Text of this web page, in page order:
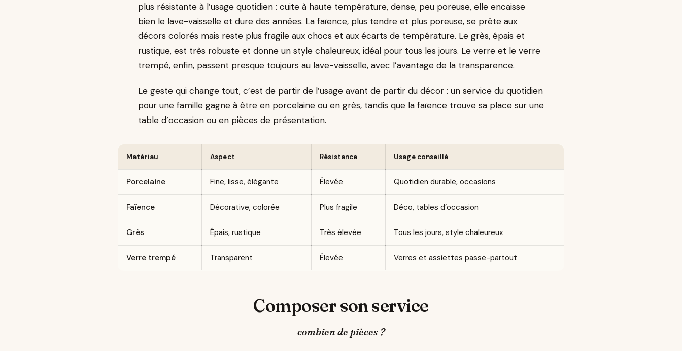
plus résistante à l’usage quotidien : cuite à haute température, dense, peu poreuse, elle encaisse
bien le lave-vaisselle et dure des années. La faïence, plus tendre et plus poreuse, se prête aux
décors colorés mais reste plus fragile aux chocs et aux écarts de température. Le grès, épais et
rustique, est très robuste et donne un style chaleureux, idéal pour tous les jours. Le verre et le verre
trempé, enfin, passent presque toujours au lave-vaisselle, avec l’avantage de la transparence.
Le geste qui change tout, c’est de partir de l’usage avant de partir du décor : un service du quotidien
pour une famille gagne à être en porcelaine ou en grès, tandis que la faïence trouve sa place sur une
table d’occasion ou en pièces de présentation.
Matériau Aspect Résistance Usage conseillé
Porcelaine Fine, lisse, élégante Élevée Quotidien durable, occasions
Faïence Décorative, colorée Plus fragile Déco, tables d’occasion
Grès Épais, rustique Très élevée Tous les jours, style chaleureux
Verre trempé Transparent Élevée Verres et assiettes passe-partout
Composer son service
combien de pièces ?